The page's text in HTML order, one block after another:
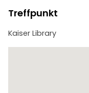
aufbauen. Geleitet
Geschichten unserer
hinter jedem Rezept.
bedeutungsvollen
durch das Herz und
Treffpunkt
Kaiser Library